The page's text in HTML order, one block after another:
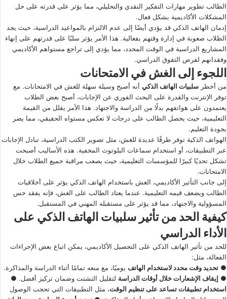
الطالب تطوير مهارات التفكير النقدي والتحليلي، مما يؤثر على قدرته على حل
المشكلات الأكاديمية بشكل فعال.
إدمان الهاتف الذكي قد يؤدي أيضًا إلى عدم الالتزام بالمواعيد الدراسية، حيث يجد
الطلاب صعوبة في إدارة وقتهم بفعالية. هذا الأمر يؤثر سلبًا على قدرتهم على إنهاء
المشاريع الدراسية في الوقت المحدد، مما يؤدي إلى تراجع مستواهم الأكاديمي
وفقدانهم لفرص التفوق الدراسي.
اللجوء إلى الغش في الامتحانات
من أخطر سلبيات الهاتف الذكي أنه أصبح وسيلة سهلة للغش في الامتحانات. مع
توفر الإنترنت والقدرة على البحث الفوري عن الإجابات، أصبح بعض الطلاب
يعتمدون على هواتفهم بدلًا من الدراسة والاجتهاد. هذا الأمر يقلل من القيمة
التعليمية، حيث يحصل الطالب على درجات لا تعكس مستواه الحقيقي، مما يضر
بجودة التعليم.
الهواتف الذكية توفر طرقًا عديدة للغش، مثل تصوير الكتب الدراسية، تبادل الإجابات
عبر التطبيقات، أو استخدام سماعات البلوتوث المخفية. هذه الأساليب أصبحت
تشكل تحديًا كبيرًا للمؤسسات التعليمية، حيث يصعب مراقبة جميع الطلاب خلال
الامتحانات.
إلى جانب التأثير الأكاديمي، الغش باستخدام الهاتف الذكي يؤثر على أخلاقيات
الطالب ويضعف قيمه التعليمية. عندما يعتاد الطالب على الغش، فإنه يفقد حس
المسؤولية والاجتهاد، مما قد يؤثر على مستقبله المهني في المستقبل.
كيفية الحد من تأثير سلبيات الهاتف الذكي على
الأداء الدراسي
للحد من تأثير الهاتف الذكي على التحصيل الأكاديمي، يمكن اتباع بعض الإجراءات
الفعالة، مثل:
● تحديد وقت محدد لاستخدام الهاتف يوميًا، مع منعه تمامًا أثناء الدراسة والمذاكرة.
● إيقاف الإشعارات خلال أوقات الدراسة لتقليل التشتت وضمان تركيز أفضل. ●
استخدام تطبيقات تساعد على تنظيم الوقت، مثل التطبيقات التي تحجب الوصول